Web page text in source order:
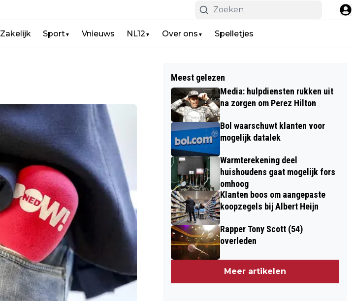
Zakelijk Sport▼ Vnieuws NL12 ▼ Over ons ▼ Spelletjes
Meest gelezen
Media: hulpdiensten rukken uit
na zorgen om Perez Hilton
Bol waarschuwt klanten voor
mogelijk datalek
Warmterekening deel
huishoudens gaat mogelijk fors
omhoog
Klanten boos om aangepaste
koopzegels bij Albert Heijn
Rapper Tony Scott (54)
overleden
Meer artikelen